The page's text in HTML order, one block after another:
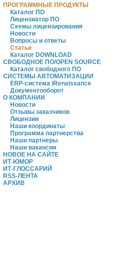
ПРОГРАММНЫЕ ПРОДУКТЫ
Каталог ПО
Лицензиатор ПО
Схемы лицензирования
Новости
Вопросы и ответы
Статьи
Каталог DOWNLOAD
СВОБОДНОЕ ПО/OPEN SOURCE
Каталог свободного ПО
СИСТЕМЫ АВТОМАТИЗАЦИИ
ERP-система iRenaissance
Документооборот
О КОМПАНИИ
Новости
Отзывы заказчиков
Лицензии
Наши координаты
Программа партнерства
Наши партнеры
Наши вакансии
НОВОЕ НА САЙТЕ
ИТ-ЮМОР
ИТ-ГЛОССАРИЙ
RSS-ЛЕНТА
АРХИВ